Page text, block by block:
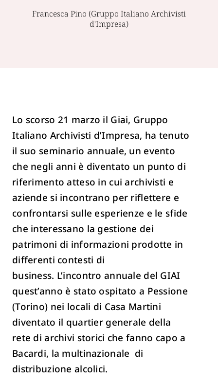
Francesca Pino (Gruppo Italiano Archivisti
d'Impresa)
Lo scorso 21 marzo il Giai, Gruppo
Italiano Archivisti d’Impresa, ha tenuto
il suo seminario annuale, un evento
che negli anni è diventato un punto di
riferimento atteso in cui archivisti e
aziende si incontrano per riflettere e
confrontarsi sulle esperienze e le sfide
che interessano la gestione dei
patrimoni di informazioni prodotte in
differenti contesti di
business. L’incontro annuale del GIAI
quest’anno è stato ospitato a Pessione
(Torino) nei locali di Casa Martini
diventato il quartier generale della
rete di archivi storici che fanno capo a
Bacardi, la multinazionale di
distribuzione alcolici.